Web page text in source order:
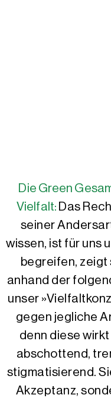
Die Green
Vielfalt: Das
seiner
wissen, ist für uns
begreifen, zeigt
anhand der
unser
gegen jegliche
denn diese
abschottend,
stigmatisierend.
Akzeptanz,